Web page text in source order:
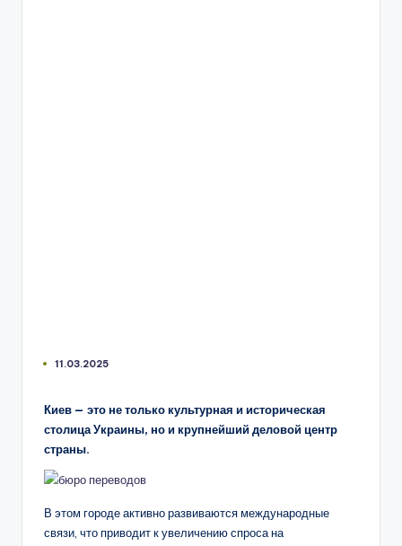
11.03.2025
Киев — это не только культурная и историческая
столица Украины, но и крупнейший деловой центр
страны.
В этом городе активно развиваются международные
связи, что приводит к увеличению спроса на